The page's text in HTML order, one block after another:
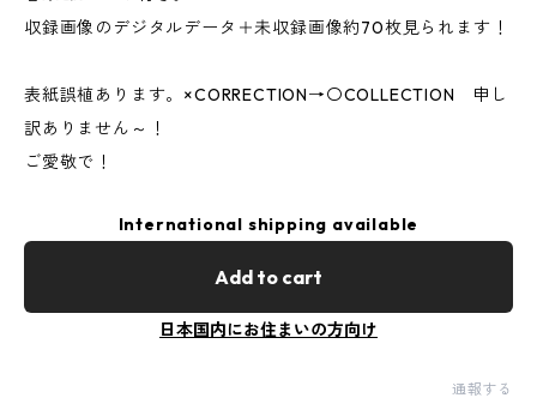
収録画像のデジタルデータ＋未収録画像約70枚見られます！
表紙誤植あります。×CORRECTION→〇COLLECTION 申し
訳ありません～！
ご愛敬で！
International shipping available
Add to cart
日本国内にお住まいの方向け
通報する